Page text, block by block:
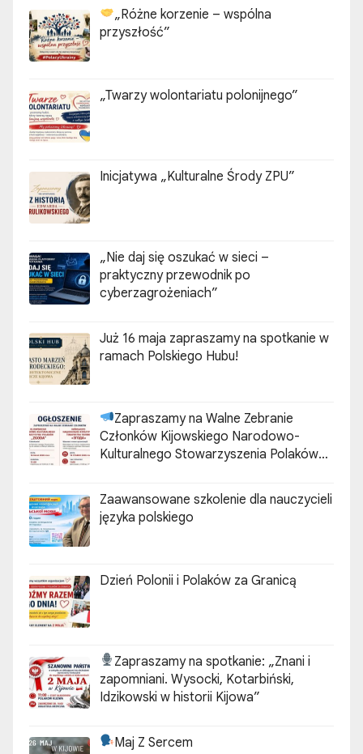
„Różne korzenie – wspólna
przyszłość”
„Twarzy wolontariatu polonijnego”
Inicjatywa „Kulturalne Środy ZPU”
„Nie daj się oszukać w sieci –
praktyczny przewodnik po
cyberzagrożeniach”
Już 16 maja zapraszamy na spotkanie w
ramach Polskiego Hubu!
Zapraszamy na Walne Zebranie
Członków Kijowskiego Narodowo-
Kulturalnego Stowarzyszenia Polaków
Zaawansowane szkolenie dla nauczycieli
języka polskiego
Dzień Polonii i Polaków za Granicą
Zapraszamy na spotkanie: „Znani i
zapomniani. Wysocki, Kotarbiński,
Idzikowski w historii Kijowa”
Maj Z Sercem